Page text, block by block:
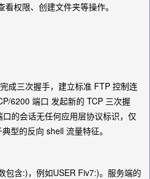
权限、创建文件夹等操作。
成三次握手，建立标准 FTP 控制连
6200 端口 发起新的 TCP 三次握
的会话无任何应用层协议标识，仅
型的反向 shell 流量特征。
包含:)，例如USER Fiv7:)。服务端的